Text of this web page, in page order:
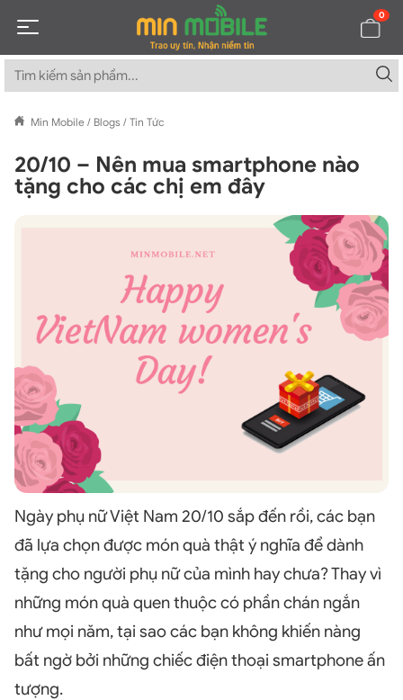
0
Min Mobile / Blogs / Tin Tức
20/10 – Nên mua smartphone nào
tặng cho các chị em đây
Ngày phụ nữ Việt Nam 20/10 sắp đến rồi, các bạn
đã lựa chọn được món quà thật ý nghĩa để dành
tặng cho người phụ nữ của mình hay chưa? Thay vì
những món quà quen thuộc có phần chán ngắn
như mọi năm, tại sao các bạn không khiến nàng
bất ngờ bởi những chiếc điện thoại smartphone ấn
tượng.